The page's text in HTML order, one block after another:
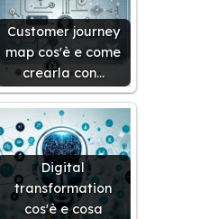
Customer journey
map cos'è e come
crearla con…
Digital
transformation
cos'è e cosa